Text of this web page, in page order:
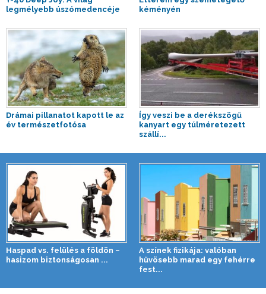
legmélyebb úszómedencéje
kéményén
Drámai pillanatot kapott le az
év természetfotósa
Így veszi be a derékszögű
kanyart egy túlméretezett
szállí...
Haspad vs. felülés a földön –
hasizom biztonságosan ...
A színek fizikája: valóban
hűvösebb marad egy fehérre
fest...